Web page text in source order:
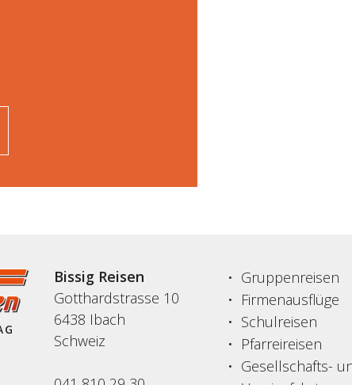
Bissig Reisen
Gotthardstrasse 10
6438 Ibach
Schweiz
Gruppenreisen
Firmenausflüge
Schulreisen
Pfarreireisen
Gesellschafts-